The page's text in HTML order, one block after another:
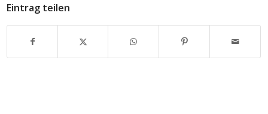
Eintrag teilen